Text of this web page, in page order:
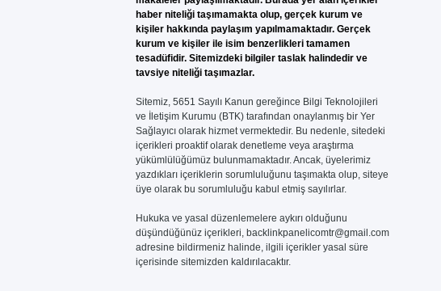
haber niteliği taşımamakta olup, gerçek kurum ve
kişiler hakkında paylaşım yapılmamaktadır. Gerçek
kurum ve kişiler ile isim benzerlikleri tamamen
tesadüfidir. Sitemizdeki bilgiler taslak halindedir ve
tavsiye niteliği taşımazlar.
Sitemiz, 5651 Sayılı Kanun gereğince Bilgi Teknolojileri
ve İletişim Kurumu (BTK) tarafından onaylanmış bir Yer
Sağlayıcı olarak hizmet vermektedir. Bu nedenle, sitedeki
içerikleri proaktif olarak denetleme veya araştırma
yükümlülüğümüz bulunmamaktadır. Ancak, üyelerimiz
yazdıkları içeriklerin sorumluluğunu taşımakta olup, siteye
üye olarak bu sorumluluğu kabul etmiş sayılırlar.
Hukuka ve yasal düzenlemelere aykırı olduğunu
düşündüğünüz içerikleri, backlinkpanelicomtr@gmail.com
adresine bildirmeniz halinde, ilgili içerikler yasal süre
içerisinde sitemizden kaldırılacaktır.